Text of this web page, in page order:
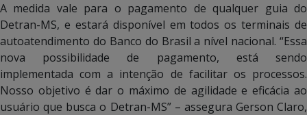
A medida vale para o pagamento de qualquer guia do
Detran-MS, e estará disponível em todos os terminais de
autoatendimento do Banco do Brasil a nível nacional. “Essa
nova possibilidade de pagamento, está sendo
implementada com a intenção de facilitar os processos.
Nosso objetivo é dar o máximo de agilidade e eficácia ao
usuário que busca o Detran-MS” – assegura Gerson Claro,